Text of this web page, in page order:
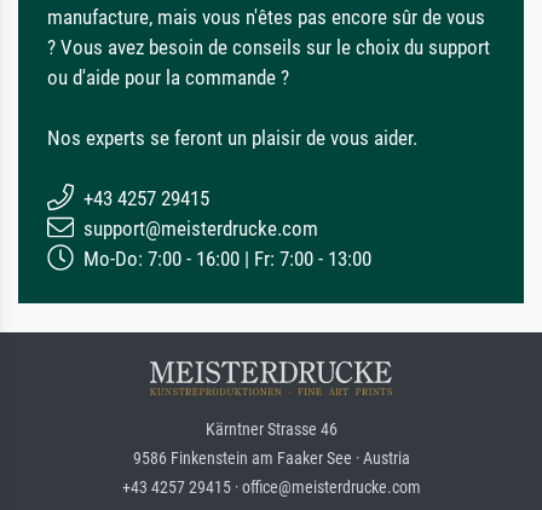
manufacture, mais vous n'êtes pas encore sûr de vous
? Vous avez besoin de conseils sur le choix du support
ou d'aide pour la commande ?
Nos experts se feront un plaisir de vous aider.
+43 4257 29415
support@meisterdrucke.com
Mo-Do: 7:00 - 16:00 | Fr: 7:00 - 13:00
Kärntner Strasse 46
9586 Finkenstein am Faaker See · Austria
+43 4257 29415 · office@meisterdrucke.com